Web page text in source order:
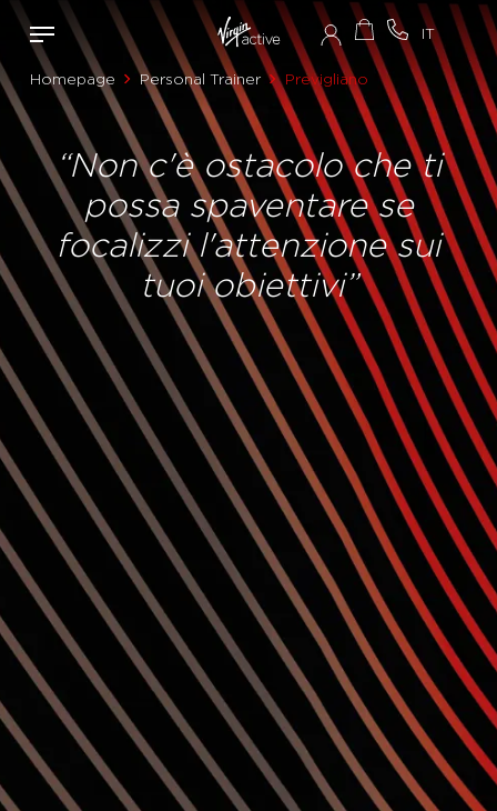
Homepage Personal Trainer Previgliano
“Non c'è ostacolo che ti
possa spaventare se
focalizzi l'attenzione sui
tuoi obiettivi”